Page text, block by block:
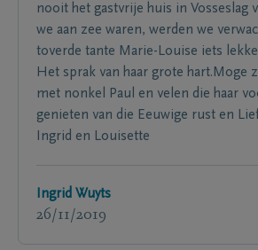
nooit het gastvrije huis in Vosseslag
we aan zee waren, werden we
toverde tante Marie-Louise iets
Het sprak van haar grote hart.Moge
met nonkel Paul en velen die haar
genieten van die Eeuwige rust en
Ingrid en Louisette
Ingrid Wuyts
26/11/2019